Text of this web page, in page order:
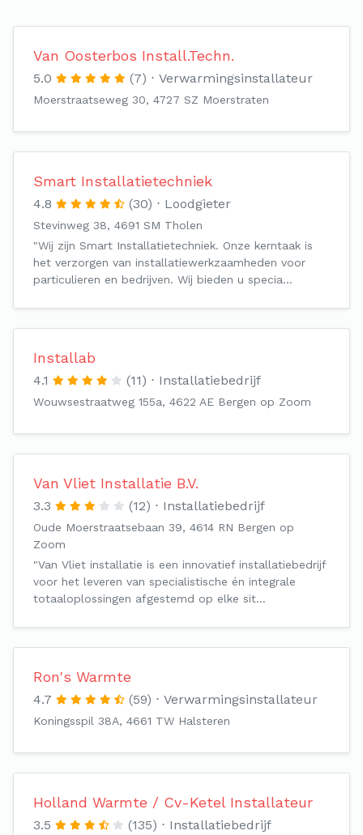
Van Oosterbos Install.Techn.
5.0 (7) Verwarmingsinstallateur
Moerstraatseweg 30, 4727 SZ Moerstraten
Smart Installatietechniek
4.8 (30) Loodgieter
Stevinweg 38, 4691 SM Tholen
"Wij zijn Smart Installatietechniek. Onze kerntaak is
het verzorgen van installatiewerkzaamheden voor
particulieren en bedrijven. Wij bieden u specia…
Installab
4.1 (11) Installatiebedrijf
Wouwsestraatweg 155a, 4622 AE Bergen op Zoom
Van Vliet Installatie B.V.
3.3 (12) Installatiebedrijf
Oude Moerstraatsebaan 39, 4614 RN Bergen op
Zoom
"Van Vliet installatie is een innovatief installatiebedrijf
voor het leveren van specialistische én integrale
totaaloplossingen afgestemd op elke sit…
Ron's Warmte
4.7 (59) Verwarmingsinstallateur
Koningsspil 38A, 4661 TW Halsteren
Holland Warmte / Cv-Ketel Installateur
3.5 (135) Installatiebedrijf